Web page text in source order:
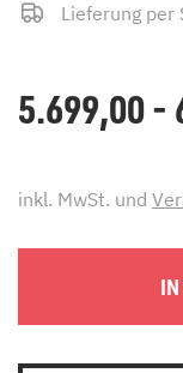
Lieferung per
5.699,00 -
inkl. MwSt. und